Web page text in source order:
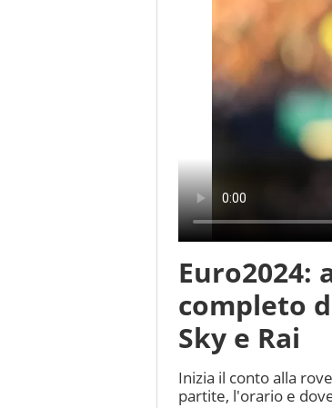
Euro2024:
completo
Sky e Rai
Inizia il conto alla
partite, l'orario e